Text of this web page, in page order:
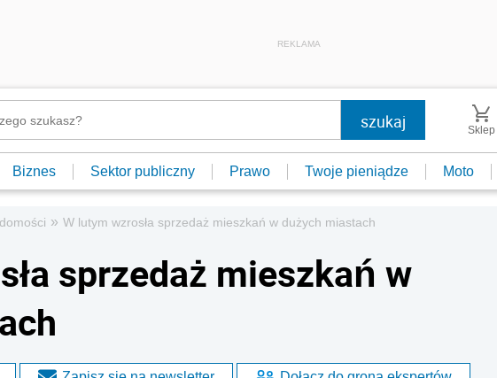
REKLAMA
Sklep
Biznes Sektor publiczny Prawo Twoje pieniądze Moto
» W lutym wzrosła sprzedaż mieszkań w dużych miastach
sprzedaż mieszkań w